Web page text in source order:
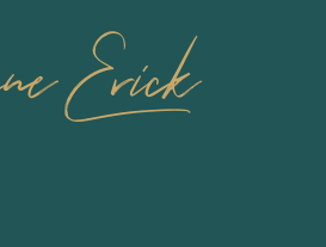
Erick